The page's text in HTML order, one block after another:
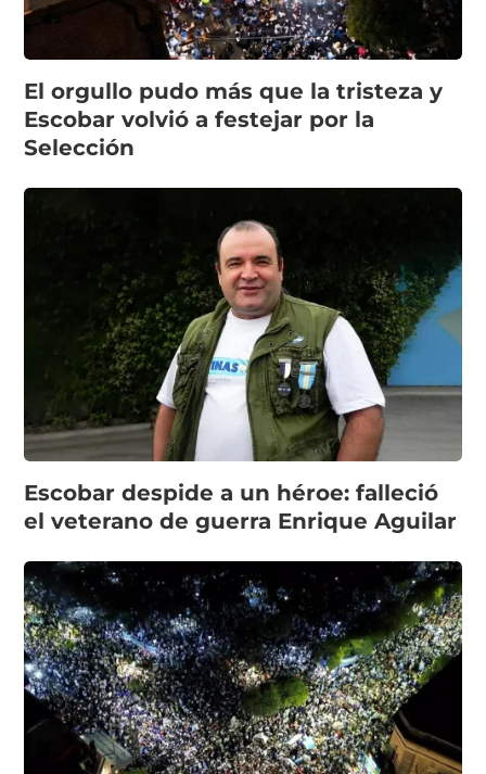
El orgullo pudo más que la tristeza y
Escobar volvió a festejar por la
Selección
Escobar despide a un héroe: falleció
el veterano de guerra Enrique Aguilar